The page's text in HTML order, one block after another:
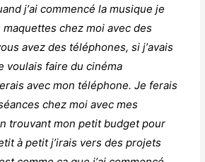
j’ai commencé la musique je
chez moi avec des
avez des téléphones, si j’avais
voulais faire du cinéma
avec mon téléphone. Je ferais
chez moi avec mes
trouvant mon petit budget pour
à petit j’irais vers des projets